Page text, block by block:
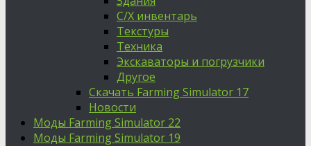
С/Х инвентарь
Текстуры
Техника
Экскаваторы и погрузчики
Другое
Скачать Farming Simulator 17
Новости
Моды Farming Simulator 22
Моды Farming Simulator 19